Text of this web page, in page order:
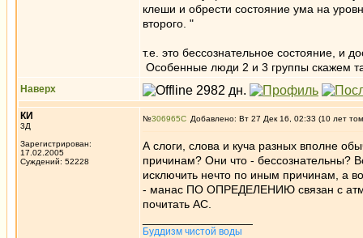
клеши и обрести состояние ума на
второго. "
т.е. это бессознательное состояние, и
Особенные люди 2 и 3 группы скажем
Наверх
КИ
3Д
Зарегистрирован:
17.02.2005
Суждений: 52228
№306965 Добавлено: Вт 27 Дек 16, 02:33 (10 лет
А слоги, слова и куча разных вполне
причинам? Они что - бессознательны?
исключить нечто по иным причинам, а
- манас ПО ОПРЕДЕЛЕНИЮ связан с
почитать АС.
Буддизм чистой воды